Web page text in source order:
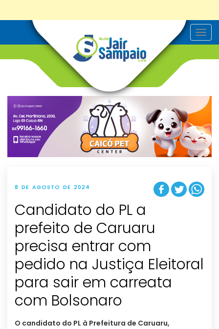
T
o
v
g
t
i
o
n
8 DE AGOSTO DE 2024
Candidato do PL a
prefeito de Caruaru
precisa entrar com
pedido na Justiça Eleitoral
para sair em carreata
com Bolsonaro
O candidato do PL à Prefeitura de Caruaru,